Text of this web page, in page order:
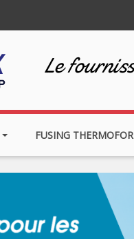
Le
FUSING